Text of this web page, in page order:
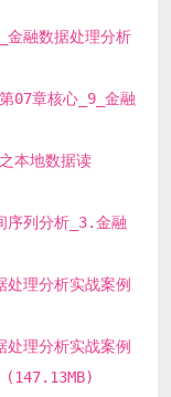
据处理分析
心_9_金融
地数据读
分析_3.金融
分析实战案例
分析实战案例
(147.13MB)